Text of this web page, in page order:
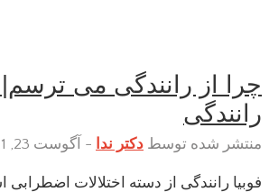
چرا از رانندگی می ترسم|
رانندگی
منتشر شده توسط دکتر ندا - آگوست 23, 2021
فوبیا رانندگی از دسته اختلالات اضطرابی